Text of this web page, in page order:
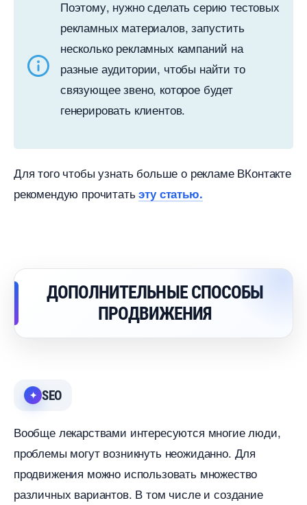
Поэтому, нужно сделать серию тестовых
рекламных материалов, запустить
несколько рекламных кампаний на
разные аудитории, чтобы найти то
связующее звено, которое будет
енерировать клиентов.
Для того чтобы узнать больше о рекламе ВКонтакте
рекомендую прочитатьэту статью.
ДОПОЛНИТЕЛЬНЫЕ СПОСОБЫ
ПРОДВИЖЕНИЯ
SEO
ообще лекарствами интересуются многие люди,
проблемы могут возникнуть неожиданно. Для
продвижения можно использовать множество
различных вариантов. В том числе и создание